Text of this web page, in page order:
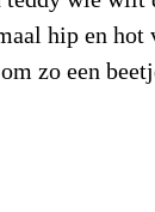
hip en hot
zo een